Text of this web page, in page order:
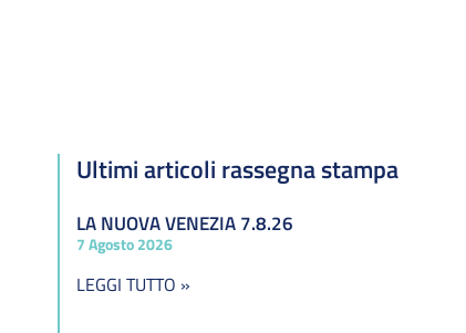
Ultimi articoli rassegna stampa
LA NUOVA VENEZIA 7.8.26
7 Agosto 2026
LEGGI TUTTO »